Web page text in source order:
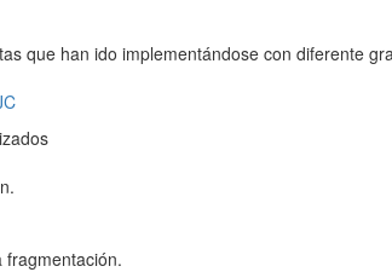
que han ido implementándose con diferente
fragmentación.